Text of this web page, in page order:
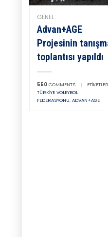
GENEL
Advan+AGE
Projesinin
toplantısı yapıldı
550 COMMENTS |
TÜRKIYE VOLEYBOL
FEDERASYONU, ADVAN+AGE